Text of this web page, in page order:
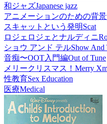
和ジャズJapanese jazz
アニメーションのための背
スキャットという発明Scat
ロジェロジェとナルディニ
ショウ アンド テルShow And
音痴〜OOT入門編Out of Tune
メリークリスマス！ Merry
性教育Sex Education
医療Medical